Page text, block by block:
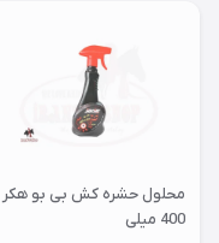
محلول حشره کش بی بو هکر
400 میلی